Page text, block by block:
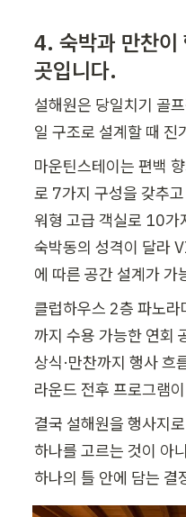
4. 숙박과 만찬이
곳입니다.
설해원은 당일치기 골
일 구조로 설계할 때 진
마운틴스테이는 편백
로 7가지 구성을 갖추
워형 고급 객실로 10가
숙박동의 성격이 달라
에 따른 공간 설계가 가
클럽하우스 2층 파노
까지 수용 가능한 연회
상식·만찬까지 행사 흐
라운드 전후 프로그램
결국 설해원을 행사지
하나를 고르는 것이 아
하나의 틀 안에 담는 결